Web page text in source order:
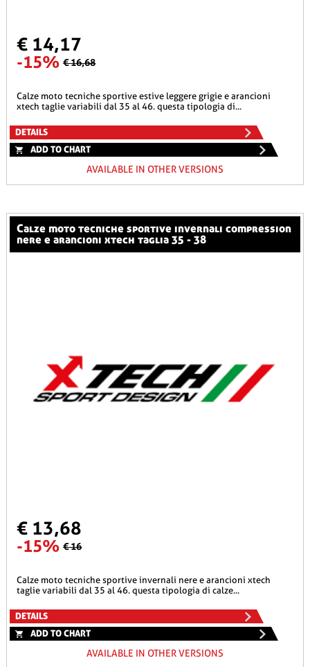
€ 14,17
-15% € 16,68
calze moto tecniche sportive estive leggere grigie e arancioni
xtech taglie variabili dal 35 al 46. questa tipologia di...
DETAILS
ADD TO CHART
AVAILABLE IN OTHER VERSIONS
calze moto tecniche sportive invernali compression
nere e arancioni xtech taglia 35 - 38
€ 13,68
-15% € 16
calze moto tecniche sportive invernali nere e arancioni xtech
taglie variabili dal 35 al 46. questa tipologia di calze...
DETAILS
ADD TO CHART
AVAILABLE IN OTHER VERSIONS